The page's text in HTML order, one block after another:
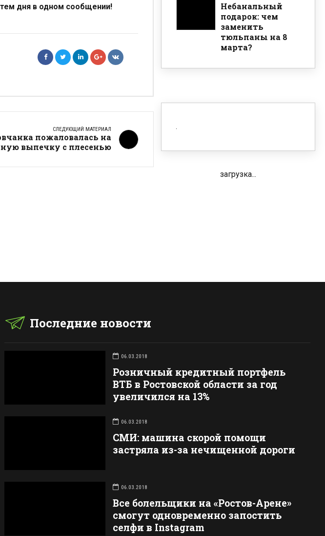
дня в одном сообщении!
СЛЕДУЮЩИЙ МАТЕРИАЛ
пожаловалась на
выпечку с плесенью
Небанальный
подарок: чем
заменить
тюльпаны на 8
марта?
загрузка...
Последние новости
06.03.2018
Розничный кредитный портфель
ВТБ в Ростовской области за год
увеличился на 13%
06.03.2018
СМИ: машина скорой помощи
застряла из-за нечищенной дороги
06.03.2018
Все болельщики на «Ростов-Арене»
смогут одновременно запостить
селфи в Instagram